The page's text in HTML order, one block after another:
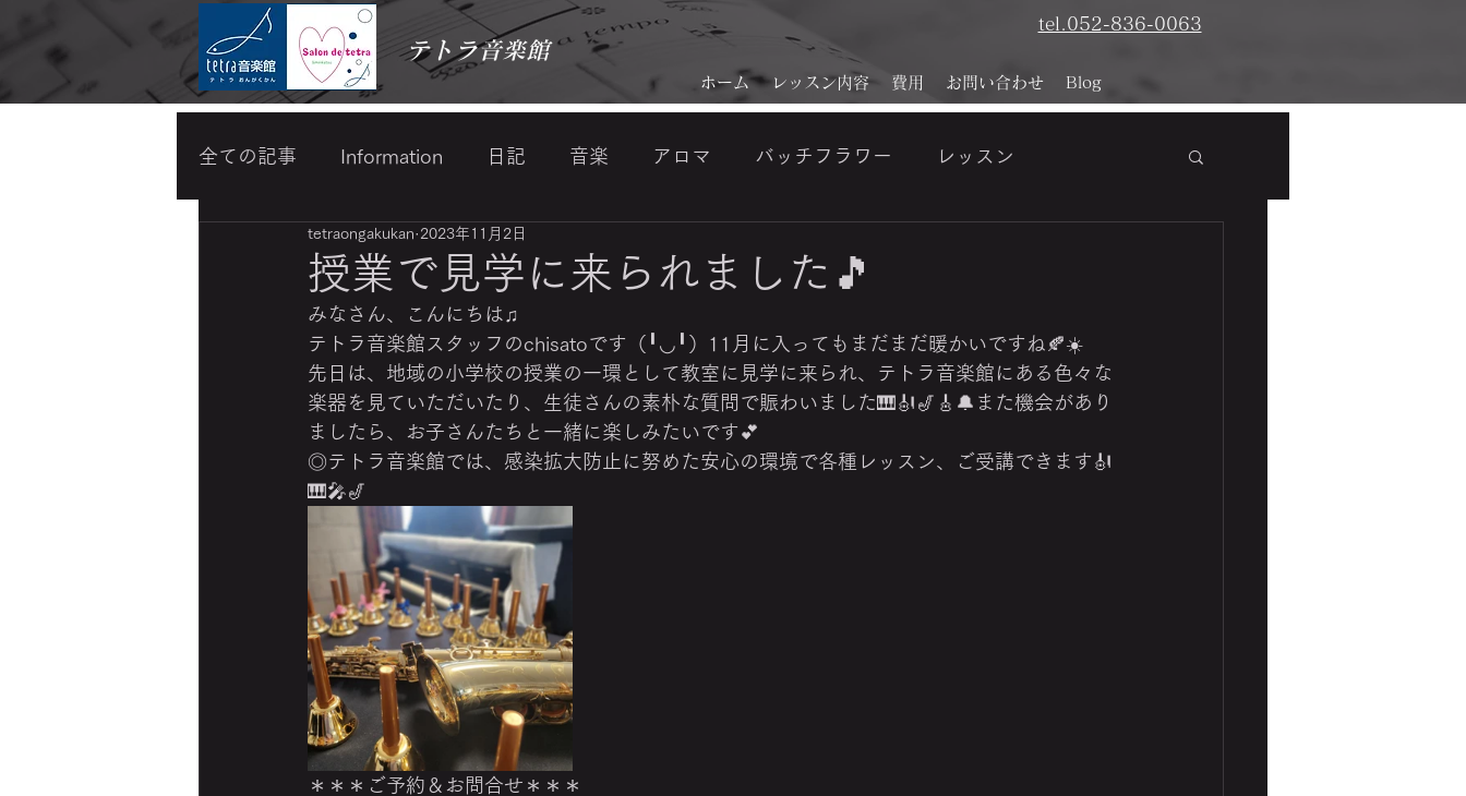
テトラ音楽館
tel.052-836-0063
ホーム レッスン内容 費用 お問い合わせ Blog
全ての記事 Information 日記 音楽 アロマ バッチフラワー レッスン
わらべうたベビーマッサージ
スキンケア・メイク
授業で見学に来られました🎵
tetraongakukan 2023年11月2日
みなさん、こんにちは♫
テトラ音楽館スタッフのchisatoです（╹◡╹）11月に入ってもまだまだ暖かいですね🍂☀️
先日は、地域の小学校の授業の一環として教室に見学に来られ、テトラ音楽館にある色々な
楽器を見ていただいたり、生徒さんの素朴な質問で賑わいました🎹🎻🎷🎸🔔また機会があり
ましたら、お子さんたちと一緒に楽しみたいです💕
◎テトラ音楽館では、感染拡大防止に努めた安心の環境で各種レッスン、ご受講できます🎻
🎹🎤🎷
＊＊＊ご予約＆お問合せ＊＊＊